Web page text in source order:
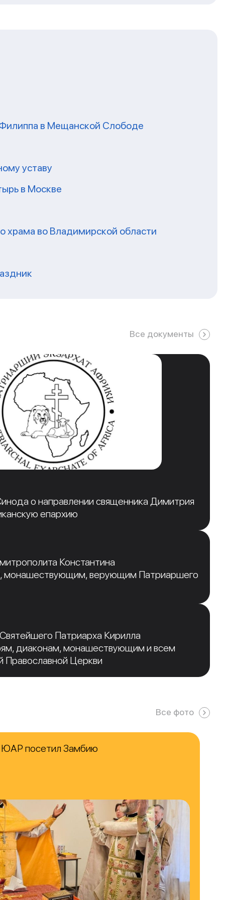
в Мещанской Слободе
уставу
в Москве
храма во Владимирской области
Все документы
о направлении священника Димитрия
епархию
Константина
монашествующим, верующим Патриаршего
Патриарха Кирилла
диаконам, монашествующим и всем
Православной Церкви
Все фото
ЮАР посетил Замбию